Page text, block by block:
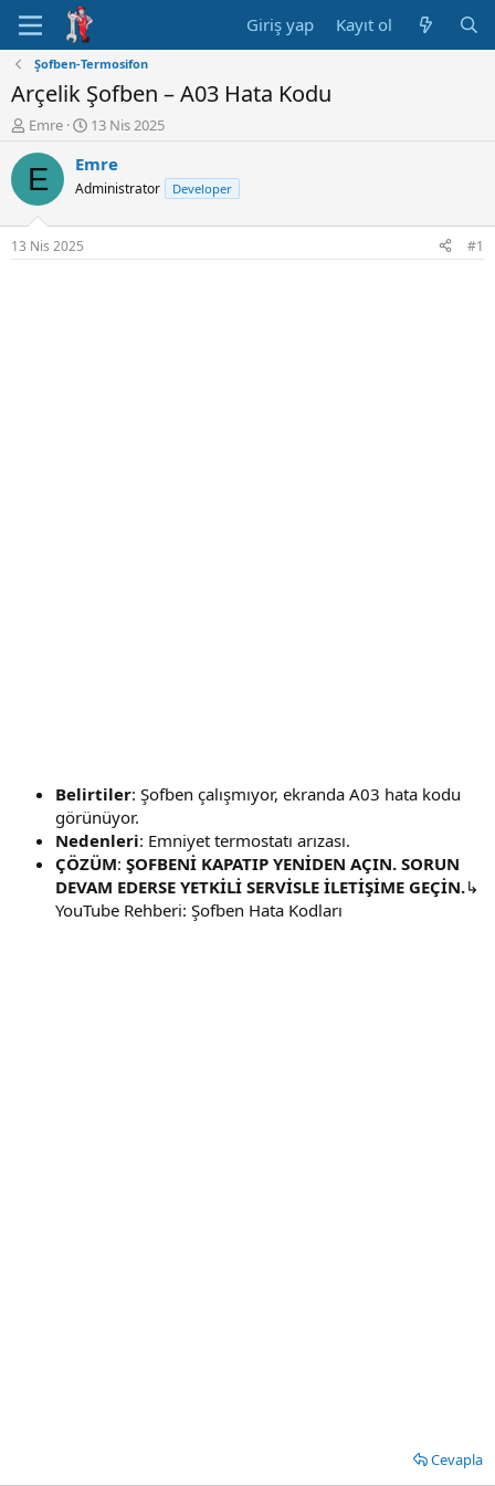
Giriş yap Kayıt ol
Şofben-Termosifon
Arçelik Şofben – A03 Hata Kodu
K
n
u
y
u
B
a
Emre
B
ş
l
n
ı
13 Nis 2025
E Emre
Administrator Developer
13 Nis 2025 #1
Belirtiler: Şofben çalışmıyor, ekranda A03 hata kodu
görünüyor.
Nedenleri: Emniyet termostatı arızası.
ÇÖZÜM: ŞOFBENİ KAPATIP YENİDEN AÇIN. SORUN
DEVAM EDERSE YETKİLİ SERVİSLE İLETİŞİME GEÇİN.↳
YouTube Rehberi: Şofben Hata Kodları
Cevapla